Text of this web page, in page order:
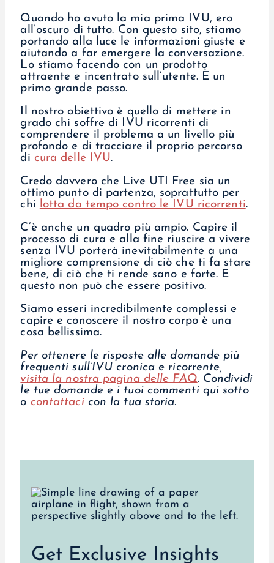
Quando ho avuto la mia prima IVU, ero
all’oscuro di tutto. Con questo sito, stiamo
portando alla luce le informazioni giuste e
aiutando a far emergere la conversazione.
Lo stiamo facendo con un prodotto
attraente e incentrato sull’utente. È un
primo grande passo.
Il nostro obiettivo è quello di mettere in
grado chi soffre di IVU ricorrenti di
comprendere il problema a un livello più
profondo e di tracciare il proprio percorso
di cura delle IVU.
Credo davvero che Live UTI Free sia un
ottimo punto di partenza, soprattutto per
chi lotta da tempo contro le IVU ricorrenti.
C’è anche un quadro più ampio. Capire il
processo di cura e alla fine riuscire a vivere
senza IVU porterà inevitabilmente a una
migliore comprensione di ciò che ti fa stare
bene, di ciò cheti rende sano e forte. E
questo non può che essere positivo.
Siamo esseri incredibilmente complessi e
capire e conoscere il nostro corpo è una
cosa bellissima.
Per ottenere le risposte alle domande più
frequenti sull’IVU cronica e ricorrente,
visita la nostra pagina delle FAQ. Condividi
le tue domande e i tuoi commenti qui sotto
o contattacicon la tua storia.
Get Exclusive Insights